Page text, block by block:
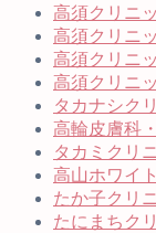
高須クリニ
高須クリニ
高須クリニ
高須クリニ
タカナシク
高輪皮膚科
タカミクリ
高山ホワイ
たか子クリ
たにまちク